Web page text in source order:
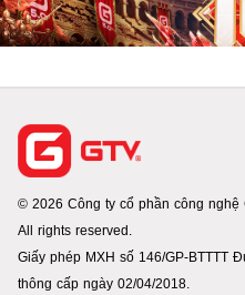
© 2026 Công ty cổ phần công nghệ
All rights reserved.
Giấy phép MXH số 146/GP-BTTTT
thông cấp ngày 02/04/2018.